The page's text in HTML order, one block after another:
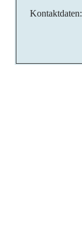
Kontaktdaten: